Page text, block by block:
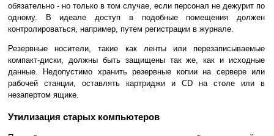
обязательно - но только в том случае, если персонал не дежурит по
одному. В идеале доступ в подобные помещения должен
контролироваться, например, путем регистрации в журнале.
Резервные носители, такие как ленты или перезаписываемые
компакт-диски, должны быть защищены так же, как и исходные
данные. Недопустимо хранить резервные копии на сервере или
рабочей станции, оставлять картриджи и CD на столе или в
незапертом ящике.
Утилизация старых компьютеров